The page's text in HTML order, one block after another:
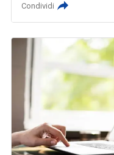
Condividi